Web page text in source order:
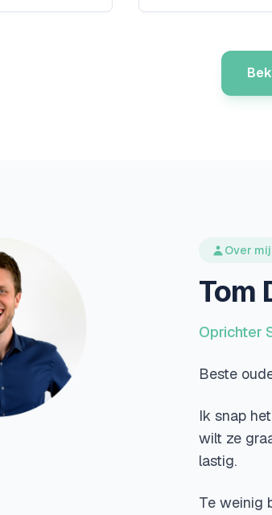
Over mij
Tom
Oprichter
Beste
Ik snap
wilt ze
lastig.
Te weinig